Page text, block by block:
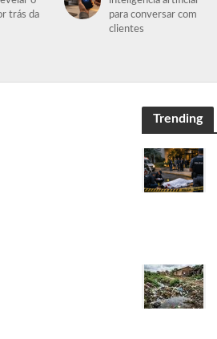
trás da
para conversar com
clientes
Trending